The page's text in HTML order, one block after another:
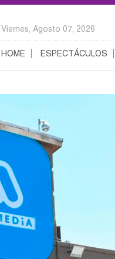
Viernes, Agosto 07, 2026
HOME ESPECTÁCULOS